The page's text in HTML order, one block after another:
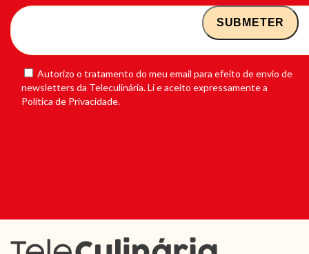
Autorizo o tratamento do meu email para efeito de envio de
newsletters da Teleculinária. Li e aceito expressamente a
Política de Privacidade.